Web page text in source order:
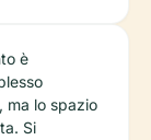
è
ma lo spazio
Si